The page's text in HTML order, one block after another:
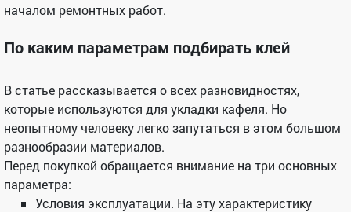
началом ремонтных работ.
По каким параметрам подбирать клей
В статье рассказывается о всех разновидностях,
которые используются для укладки кафеля. Но
неопытному человеку легко запутаться в этом большом
разнообразии материалов.
Перед покупкой обращается внимание на три основных
параметра:
Условия эксплуатации. На эту характеристику